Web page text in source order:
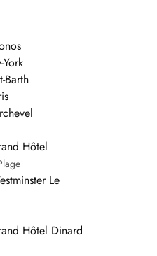
Barth
Hôtel
Le
Hôtel Dinard